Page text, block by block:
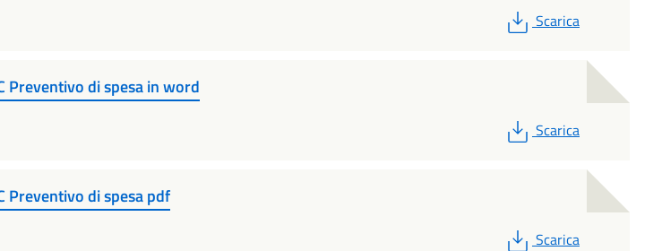
PDF
Scarica
Preventivo di spesa in word
PDF
Scarica
Preventivo di spesa pdf
PDF
Scarica